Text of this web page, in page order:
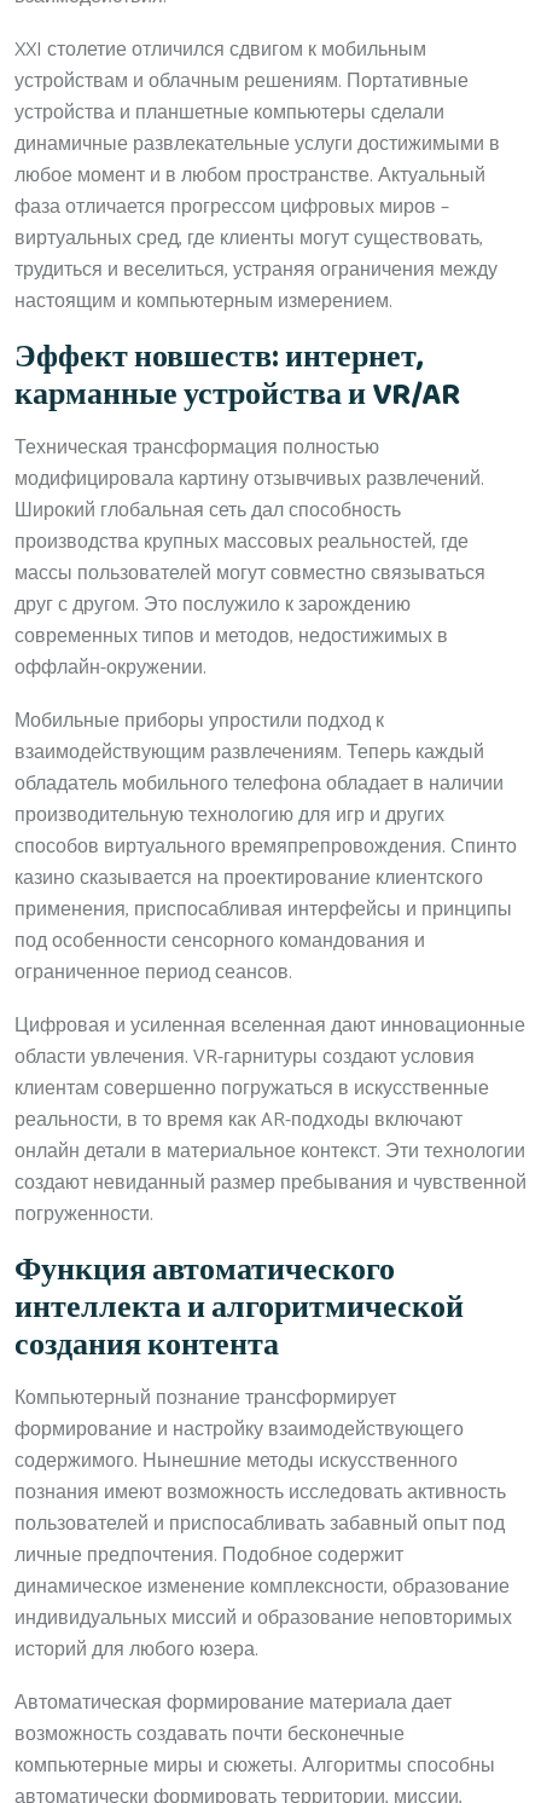
XXI столетие отличился сдвигом к мобильным
устройствам и облачным решениям. Портативные
устройства и планшетные компьютеры сделали
динамичные развлекательные услуги достижимыми в
любое момент и в любом пространстве. Актуальный
фаза отличается прогрессом цифровых миров –
виртуальных сред, где клиенты могут существовать,
трудиться и веселиться, устраняя ограничения между
настоящим и компьютерным измерением.
Эффект новшеств: интернет,
карманные устройства и VR/AR
Техническая трансформация полностью
модифицировала картину отзывчивых развлечений.
Широкий глобальная сеть дал способность
производства крупных массовых реальностей, где
массы пользователей могут совместно связываться
друг с другом. Это послужило к зарождению
современных типов и методов, недостижимых в
оффлайн-окружении.
Мобильные приборы упростили подход к
взаимодействующим развлечениям. Теперь каждый
обладатель мобильного телефона обладает в наличии
производительную технологию для игр и других
способов виртуального времяпрепровождения. Спинто
казино сказывается на проектирование клиентского
применения, приспосабливая интерфейсы и принципы
под особенности сенсорного командования и
ограниченное период сеансов.
Цифровая и усиленная вселенная дают инновационные
области увлечения. VR-гарнитуры создают условия
клиентам совершенно погружаться в искусственные
реальности, в то время как AR-подходы включают
онлайн детали в материальное контекст. Эти технологии
создают невиданный размер пребывания и чувственной
погруженности.
Функция автоматического
интеллекта и алгоритмической
создания контента
Компьютерный познание трансформирует
формирование и настройку взаимодействующего
содержимого. Нынешние методы искусственного
познания имеют возможность исследовать активность
пользователей и приспосабливать забавный опыт под
личные предпочтения. Подобное содержит
динамическое изменение комплексности, образование
индивидуальных миссий и образование неповторимых
историй для любого юзера.
Автоматическая формирование материала дает
возможность создавать почти бесконечные
компьютерные миры и сюжеты. Алгоритмы способны